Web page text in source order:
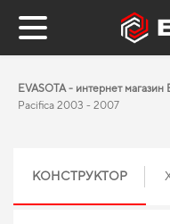
EVASOTA - интернет магазин
Pacifica 2003 - 2007
КОНСТРУКТОР